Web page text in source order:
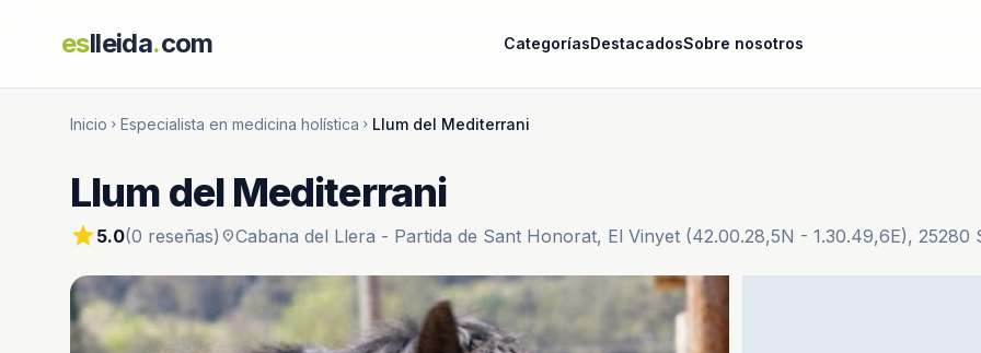
eslleida.com CategoríasDestacadosSobre nosotros
Inicio chevron_right Especialista en medicina holística chevron_right Llum del Mediterrani
Llum del Mediterrani
star5.0(0 reseñas) location_onCabana del Llera - Partida de Sant Honorat, El Vinyet (42.00.28,5N - 1.30.49,6E), 25280